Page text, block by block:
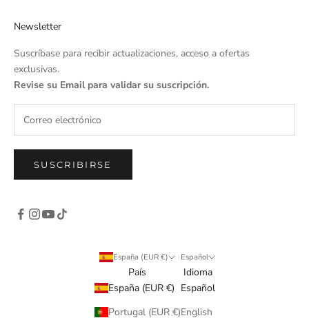
Newsletter
Suscríbase para recibir actualizaciones, acceso a ofertas
exclusivas.
Revise su Email para validar su suscripción.
SUSCRIBIRSE
España (EUR €)
País
España (EUR €)
Portugal (EUR €)
Español
Idioma
Español
English